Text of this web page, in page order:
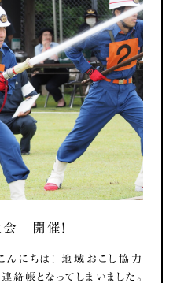
開催！
にちは！ 地域おこし協力
絡帳となってしまいました。